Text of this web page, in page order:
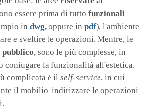
essere prima di tutto funzionali
in dwg, oppure in pdf), l'ambiente
e sveltire le operazioni. Mentre, le
pubblico, sono le più complesse, in
coniugare la funzionalità all'estetica.
complicata è il self-service, in cui
il mobilio, indirizzare le operazioni